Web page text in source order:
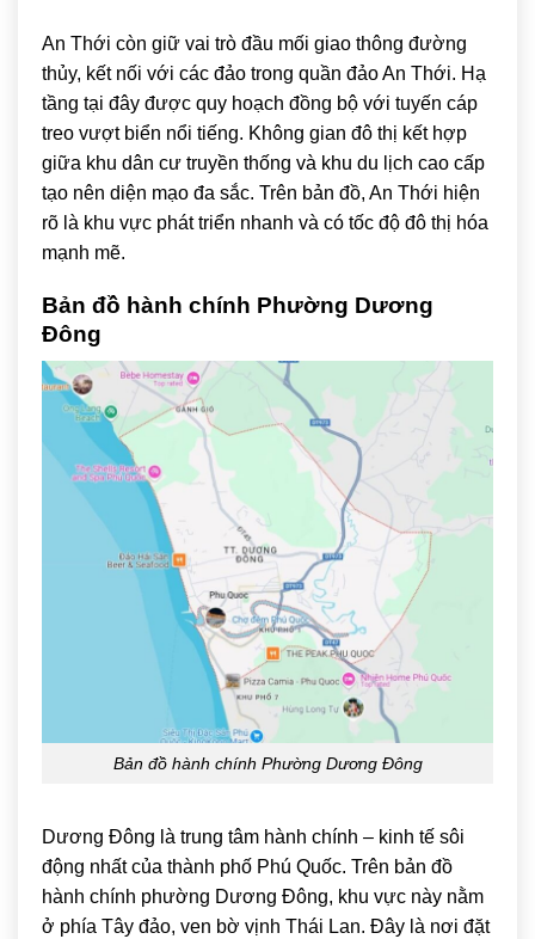
An Thới còn giữ vai trò đầu mối giao thông đường
thủy, kết nối với các đảo trong quần đảo An Thới. Hạ
tầng tại đây được quy hoạch đồng bộ với tuyến cáp
treo vượt biển nổi tiếng. Không gian đô thị kết hợp
giữa khu dân cư truyền thống và khu du lịch cao cấp
tạo nên diện mạo đa sắc. Trên bản đồ, An Thới hiện
rõ là khu vực phát triển nhanh và có tốc độ đô thị hóa
mạnh mẽ.
Bản đồ hành chính Phường Dương
Đông
Bản đồ hành chính Phường Dương Đông
Dương Đông là trung tâm hành chính – kinh tế sôi
động nhất của thành phố Phú Quốc. Trên bản đồ
hành chính phường Dương Đông, khu vực này nằm
ở phía Tây đảo, ven bờ vịnh Thái Lan. Đây là nơi đặt